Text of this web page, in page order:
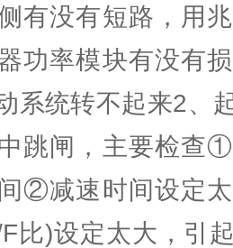
有没有短路，用
功率模块有没有
系统转不起来2、
跳闸，主要检查
②减速时间设定
比)设定太大，引